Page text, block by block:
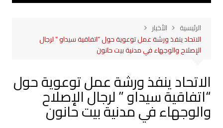
الرئيسية
الأخبار
الاتحاد ينفذ ورشة عمل توعوية حول “اتفاقية سيداو ” لرجال
الإصلاح والوجهاء في مدنية بيت حانون
الاتحاد ينفذ ورشة عمل توعوية حول
“اتفاقية سيداو ” لرجال الإصلاح
والوجهاء في مدنية بيت حانون